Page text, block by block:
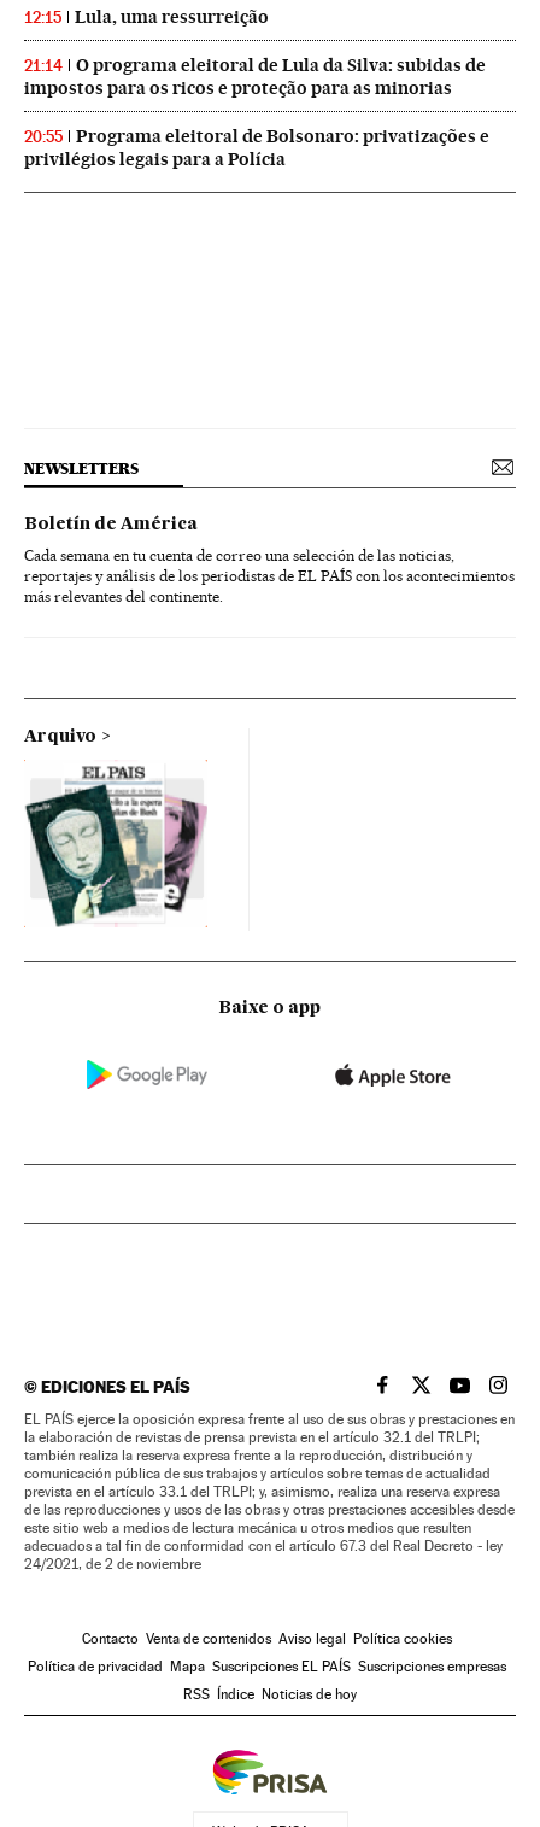
12:15 Lula, uma ressurreição
21:14
O programa eleitoral de Lula da Silva: subidas de
impostos para os ricos e proteção para as minorias
20:55
Programa eleitoral de Bolsonaro: privatizações e
privilégios legais para a Polícia
NEWSLETTERS
Boletín de América
Cada semana en tu cuenta de correo una selección de las noticias,
reportajes y análisis de los periodistas de EL PAÍS con los acontecimientos
más relevantes del continente.
Arquivo
Baixe o app
©EDICIONES EL PAÍS EL PAÍS BRASIL EN
EL PAÍSEL PAÍS
EL
EL PAÍS ejerce la oposición expresa frente al uso de sus obras y prestaciones en
la elaboración de revistas de prensa prevista en el artículo 32.1 del TRLPI;
también realiza la reserva expresa frente a la reproducción, distribución y
comunicación pública de sus trabajos y artículos sobre temas de actualidad
prevista en el artículo 33.1 del TRLPI; y, asimismo, realiza una reserva expresa
de las reproducciones y usos de las obras y otras prestaciones accesibles desde
este sitio web a medios de lectura mecánica u otros medios que resulten
adecuados a tal fin de conformidad con el artículo 67.3 del Real Decreto - ley
24/2021, de 2 de noviembre
Contacto Venta de contenidos Aviso legal Política cookies
Política de privacidad Mapa Suscripciones EL PAÍS Suscripciones empresas
RSS Índice Noticias de hoy